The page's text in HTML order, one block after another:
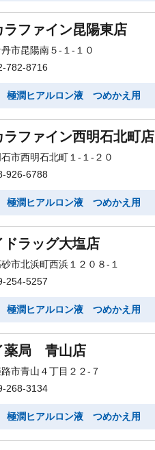
ラファイン昆陽東店
市昆陽南５-１-１０
782-8716
極潤ヒアルロン液 つめかえ用
ラファイン西明石北町店
市西明石北町１-１-２０
926-6788
極潤ヒアルロン液 つめかえ用
ドラッグ大塩店
市北浜町西浜１２０８-１
254-5257
極潤ヒアルロン液 つめかえ用
薬局 青山店
市青山４丁目２２-７
268-3134
極潤ヒアルロン液 つめかえ用